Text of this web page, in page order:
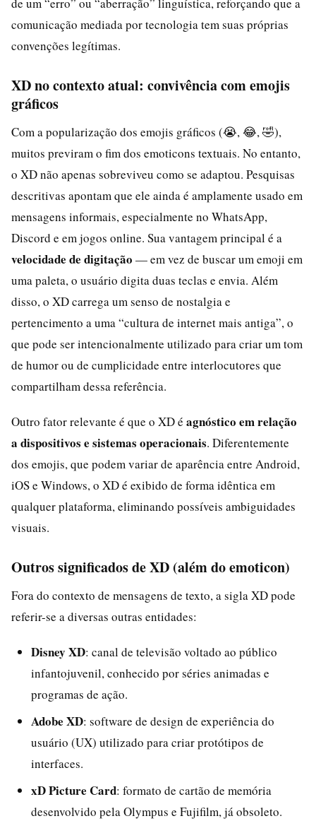
comunicação mediada por tecnologia tem suas próprias
convenções legítimas.
XD no contexto atual: convivência com emojis
gráficos
Com a popularização dos emojis gráficos (😭, 😂, 🤣),
muitos previram o fim dos emoticons textuais. No entanto,
o XD não apenas sobreviveu como se adaptou. Pesquisas
descritivas apontam que ele ainda é amplamente usado em
mensagens informais, especialmente no WhatsApp,
Discord e em jogos online. Sua vantagem principal é a
velocidade de digitação — em vez de buscar um emoji em
uma paleta, o usuário digita duas teclas e envia. Além
disso, o XD carrega um senso de nostalgia e
pertencimento a uma “cultura de internet mais antiga”, o
que pode ser intencionalmente utilizado para criar um tom
de humor ou de cumplicidade entre interlocutores que
compartilham dessa referência.
Outro fator relevante é que o XD é agnóstico em relação
a dispositivos e sistemas operacionais. Diferentemente
dos emojis, que podem variar de aparência entre Android,
iOS e Windows, o XD é exibido de forma idêntica em
qualquer plataforma, eliminando possíveis ambiguidades
visuais.
Outros significados de XD (além do emoticon)
Fora do contexto de mensagens de texto, a sigla XD pode
referir-se a diversas outras entidades:
Disney XD: canal de televisão voltado ao público
infantojuvenil, conhecido por séries animadas e
programas de ação.
Adobe XD: software de design de experiência do
usuário (UX) utilizado para criar protótipos de
interfaces.
xD Picture Card: formato de cartão de memória
desenvolvido pela Olympus e Fujifilm, já obsoleto.